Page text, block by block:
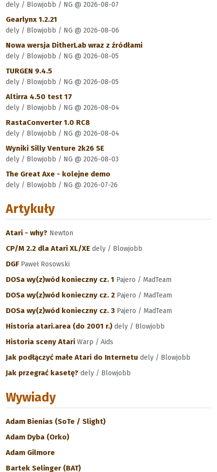
dely / Blowjobb / NG @ 2026-08-07
Gearlynx 1.2.21
dely / Blowjobb / NG @ 2026-08-06
Nowa wersja DitherLab wraz z źródłami
dely / Blowjobb / NG @ 2026-08-05
TURGEN 9.4.5
dely / Blowjobb / NG @ 2026-08-05
Altirra 4.50 test 17
dely / Blowjobb / NG @ 2026-08-04
RastaConverter 1.0 RC8
dely / Blowjobb / NG @ 2026-08-04
Wyniki Silly Venture 2k26 SE
dely / Blowjobb / NG @ 2026-08-03
The Great Axe - kolejne demo
dely / Blowjobb / NG @ 2026-07-26
Artykuły
Atari - why? Newton
CP/M 2.2 dla Atari XL/XE dely / Blowjobb
DGF Paweł Rosowski
DOSa wy(z)wód konieczny cz. 1 Pajero / MadTeam
DOSa wy(z)wód konieczny cz. 2 Pajero / MadTeam
DOSa wy(z)wód konieczny cz. 3 Pajero / MadTeam
Historia atari.area (do 2001 r.) dely / Blowjobb
Historia sceny Atari Warp / Aids
Jak podłączyć małe Atari do Internetu dely / Blowjobb
Jak przegrać kasetę? dely / Blowjobb
Wywiady
Adam Bienias (SoTe / Slight)
Adam Dyba (Orko)
Adam Gilmore
Bartek Selinger (BAT)